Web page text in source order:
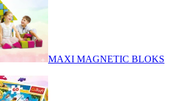
MAXI MAGNETIC BLOKS